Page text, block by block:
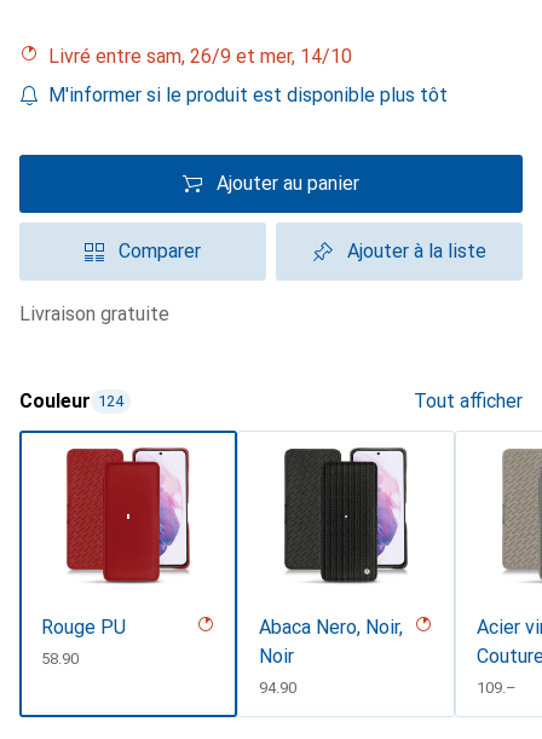
Livré entre sam, 26/9 et mer, 14/10
M'informer si le produit est disponible plus tôt
Ajouter au panier
Comparer Ajouter à la liste
livraison gratuite
Couleur 124 Tout afficher
Rouge PU
CHF
58.90
Abaca Nero, Noir,
Noir
CHF
94.90
Acier
CHF
109.–